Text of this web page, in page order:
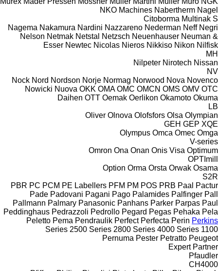
NKO Machines Nabertherm Nagel
Citoborma Multinak S
Nagema Nakamura Nardini Nazzareno Nederman Neff Negri
Nelson Netmak Netstal Netzsch Neuenhauser Neuman &
Esser Newtec Nicolas Nieros Nikkiso Nikon Nilfisk
MH
Nilpeter Nirotech Nissan
NV
Nock Nord Nordson Norje Normag Norwood Nova Novenco
Nowicki Nuova OKK OMA OMC OMCN OMS OMV OTC
Daihen OTT Oemak Oerlikon Okamoto Okuma
LB
Oliver Olnova Olofsfors Olsa Olympian
GEH GEP XQE
Olympus Omca Omec Omga
V-series
Omron Ona Onan Onis Visa Optimum
OPTImill
Option Orma Orsta Orwak Osama
S2R
PBR PC PCM PE Labellers PFM PM POS PRB Paal
Pactur
Pade Padovani Pagani Pago Palamides Palfinger Pall
Pallmann Palmary Panasonic Panhans Parker Parpas Paul
Peddinghaus Pedrazzoli Pedrollo Pegard Pegas Pehaka Pela
Peletto Pema Pendraulik Perfect Perfecta Perin Perkins
1100 Series
2500 Series 2800 Series 4000 Series
Pernuma Pester Petratto Peugeot
Expert Partner
Pfaudler
CH4000